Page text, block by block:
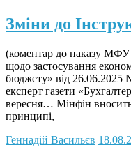
Зміни до
(коментар до наказу МФУ
щодо застосування
бюджету» від
експерт газети
вересня… Мінфін
принципі,
Геннадій Васильєв